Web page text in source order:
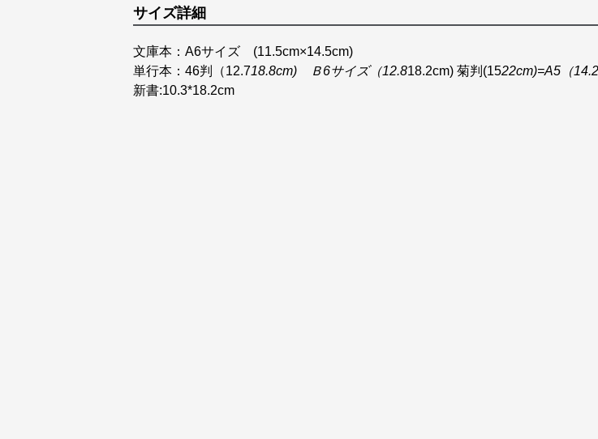
サイズ詳細
文庫本：A6サイズ (11.5cm×14.5cm)
単行本：46判（12.718.8cm) Ｂ6サイズ（12.818.2cm) 菊判(1522cm)=A5（14.2
新書:10.3*18.2cm